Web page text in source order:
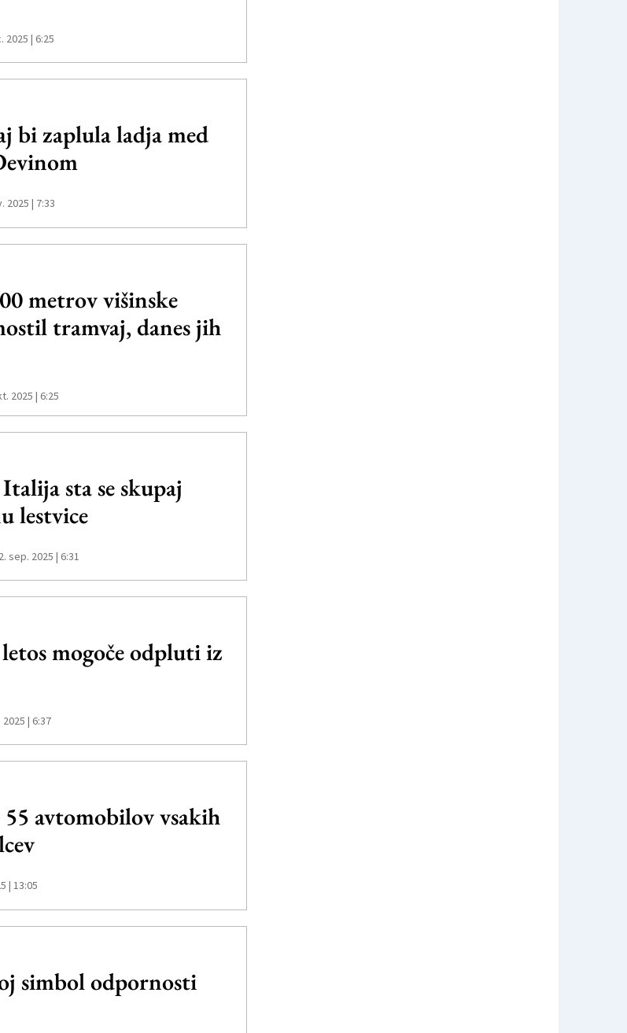
2025 | 6:25
bi zaplula ladja med
2025 | 7:33
metrov višinske
tramvaj, danes jih
2025 | 6:25
sta se skupaj
lestvice
sep. 2025 | 6:31
mogoče odpluti iz
2025 | 6:37
avtomobilov vsakih
| 13:05
simbol odpornosti